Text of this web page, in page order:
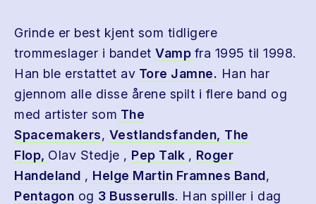
Grinde er best kjent som tidligere
trommeslager i bandet Vamp fra 1995 til 1998.
Han ble erstattet av Tore Jamne. Han har
gjennom alle disse årene spilt i flere band og
med artister som The
Spacemakers, Vestlandsfanden, The
Flop, Olav Stedje , Pep Talk , Roger
Handeland , Helge Martin Framnes Band,
Pentagon og 3 Busserulls. Han spiller i dag